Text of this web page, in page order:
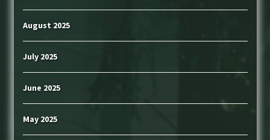
August 2025
July 2025
June 2025
May 2025